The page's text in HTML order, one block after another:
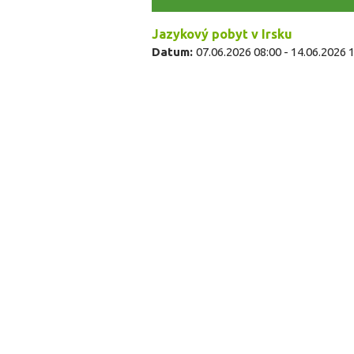
Jazykový pobyt v Irsku
Datum: 07.06.2026 08:00 - 14.06.2026